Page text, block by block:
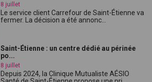
8 juillet
Le service client Carrefour de Saint-Étienne va
fermer. La décision a été annonc...
Saint-Étienne : un centre dédié au périnée
po...
8 juillet
Depuis 2024, la Clinique Mutualiste AÉSIO